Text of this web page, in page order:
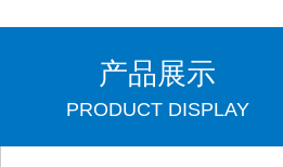
产品展示
PRODUCT DISPLAY